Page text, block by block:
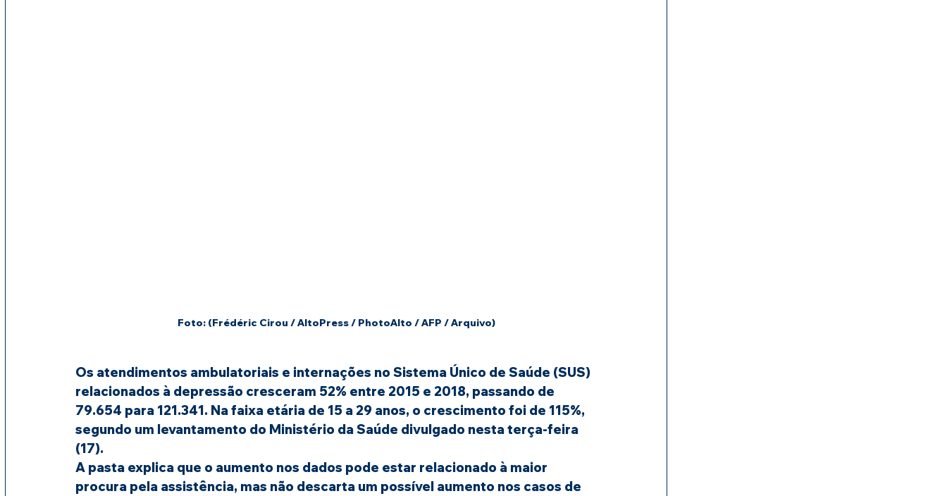
Foto: (Frédéric Cirou / AltoPress / PhotoAlto / AFP / Arquivo)
Os atendimentos ambulatoriais e internações no Sistema Único de Saúde (SUS)
relacionados à depressão cresceram 52% entre 2015 e 2018, passando de
79.654 para 121.341. Na faixa etária de 15 a 29 anos, o crescimento foi de 115%,
segundo um levantamento do Ministério da Saúde divulgado nesta terça-feira
(17).
A pasta explica que o aumento nos dados pode estar relacionado à maior
procura pela assistência, mas não descarta um possível aumento nos casos de